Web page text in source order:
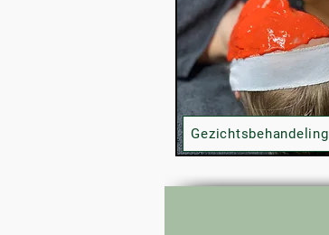
Gezichtsbehandeling